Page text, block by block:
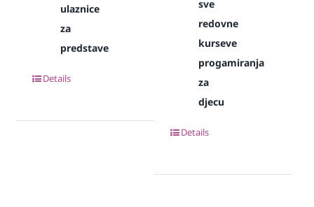
ulaznice
za
predstave
Details
sve
redovne
kurseve
progamiranja
za
djecu
Details